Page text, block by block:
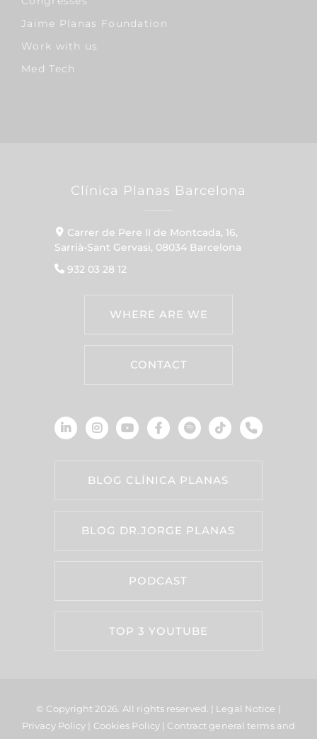
Jaime Planas Foundation
Work with us
Med Tech
Clínica Planas Barcelona
Carrer de Pere II de Montcada, 16,
Sarrià-Sant Gervasi, 08034 Barcelona
932 03 28 12
WHERE ARE WE
CONTACT
BLOG CLÍNICA PLANAS
BLOG DR.JORGE PLANAS
PODCAST
TOP 3 YOUTUBE
© Copyright 2026. All rights reserved. | Legal Notice |
Privacy Policy | Cookies Policy | Contract general terms and